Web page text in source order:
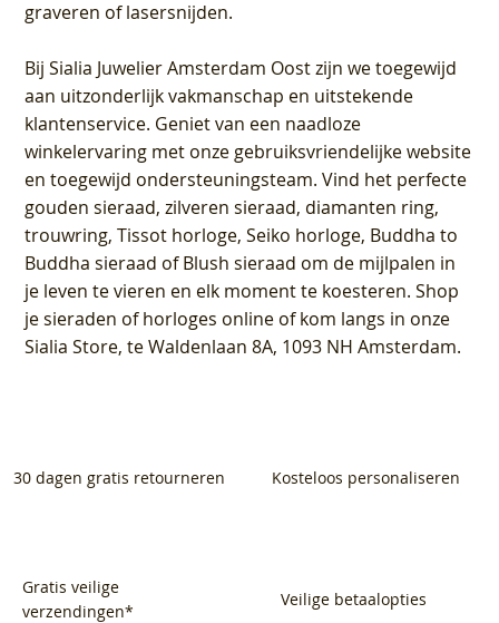
graveren of lasersnijden.
BijSialia Juwelier Amsterdam Oostzijn we toegewijd
aan uitzonderlijk vakmanschap en uitstekende
klantenservice. Geniet van een naadloze
winkelervaring met onze gebruiksvriendelijke website
en toegewijd ondersteuningsteam. Vind het perfecte
gouden sieraad, zilveren sieraad, diamanten ring,
trouwring, Tissot horloge, Seiko horloge, Buddha to
Buddha sieraad of Blush sieraad om de mijlpalen in
je leven te vieren en elk moment te koesteren. Shop
je sieraden of horloges online of kom langs in onze
Sialia Store, te Waldenlaan 8A, 1093 NH Amsterdam.
30 dagen gratis retourneren Kosteloos personaliseren
Gratis veilige
verzendingen*
Veilige betaalopties